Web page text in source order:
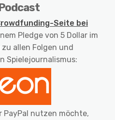
Seite bei
Pledge von 5 Dollar im
allen Folgen und
Spielejournalismus:
PayPal nutzen möchte,